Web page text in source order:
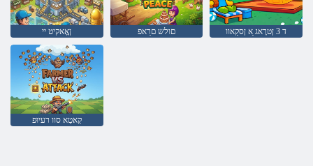
ןָאָאקיט יי םולש םרַאפ ד 3 ןטרָאג ַא ןסקַאוו
קַאטַא סוו רעיוּפ